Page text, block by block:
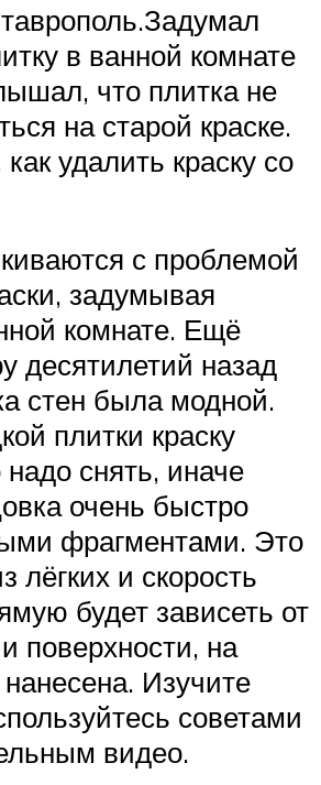
в ванной комнате
что плитка не
на старой краске.
удалить краску со
с проблемой
задумывая
комнате. Ещё
десятилетий назад
стен была модной.
плитки краску
надо снять, иначе
очень быстро
фрагментами. Это
лёгких и скорость
будет зависеть от
поверхности, на
Изучите
советами
видео.